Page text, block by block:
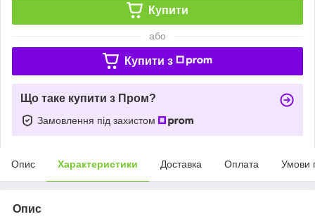
Купити
або
Купити з
Що таке купити з Пром?
Замовлення під захистом
Опис Характеристики Доставка Оплата Умови
Опис